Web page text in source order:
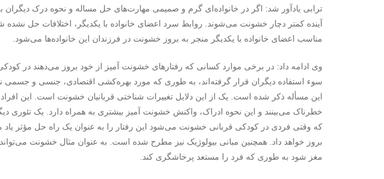
ترابی یادآور شد: اگر در خانواده‌ای گرم و صمیمی مهارت‌های حل مساله و نحوه درک دیگران
آینده کمتر دچار خشونت می‌شوند. روابط سرد اعضای خانواده با یکدیگر، اختلافات حل نشده
مناسب اعضای خانواده با یکدیگر منجر به بروز خشونت در فرزندان این خانواده‌ها می‌شود.
وی ادامه داد: در برخی موارد کسانی که رفتارهای خشونت آمیز از خود بروز می‌دهند در
سوء استفاده دیگران قرار گرفته‌اند، به طوری که مورد بهره‌کشی اقتصادی، جنسی و جسمی
این مسأله ذکر شده است. یک از این دلایل تغییرات شناختی قربانیان خشونت است. این
خطرناک می‌بینند و این نحوه ادراک، واکنش خشونت آمیز بیشتری به همراه دارد. یک
که وقتی فردی در کودکی قربانی خشونت می‌شود این رفتار را به عنوان یک راه حل مؤثر یاد
بروز خواهد داد. همچنین مبانی بیولوژیک نیز مطرح شده است. به عنوان مثال خشونت
مغز شود به طوری که فرد را مستعد پرخاشگری کند.